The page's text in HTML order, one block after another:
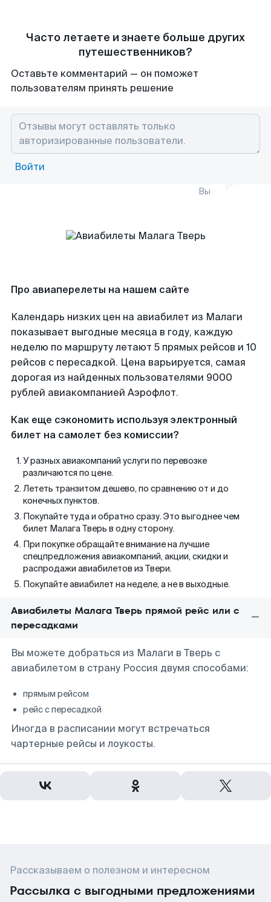
Часто летаете и знаете больше других
путешественников?
Оставьте комментарий — он поможет
пользователям принять решение
Войти
Вы
Про авиаперелеты на нашем сайте
Календарь низких цен на авиабилет из Малаги
показывает выгодные месяца в году, каждую
неделю по маршруту летают 5 прямых рейсов и 10
рейсов с пересадкой. Цена варьируется, самая
дорогая из найденных пользователями 9000
рублей авиакомпанией Аэрофлот.
Как еще сэкономить используя электронный
билет на самолет без комиссии?
У разных авиакомпаний услуги по перевозке
различаются по цене.
Лететь транзитом дешево, по сравнению от и до
конечных пунктов.
Покупайте туда и обратно сразу. Это выгоднее чем
билет Малага Тверь в одну сторону.
При покупке обращайте внимание на лучшие
спецпредложения авиакомпаний, акции, скидки и
распродажи авиабилетов из Твери.
Покупайте авиабилет на неделе, а не в выходные.
Авиабилеты Малага Тверь прямой рейс или с
пересадками
Вы можете добраться из Малаги в Тверь с
авиабилетом в страну Россия двумя способами:
прямым рейсом
рейс с пересадкой
Иногда в расписании могут встречаться
чартерные рейсы и лоукосты.
Рассказываем о полезном и интересном
Рассылка с выгодными предложениями